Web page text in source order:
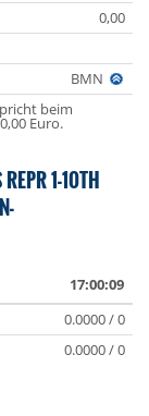
0,00
BMN
beim
Euro.
1-10TH
17:00:09
0.0000 / 0
0.0000 / 0